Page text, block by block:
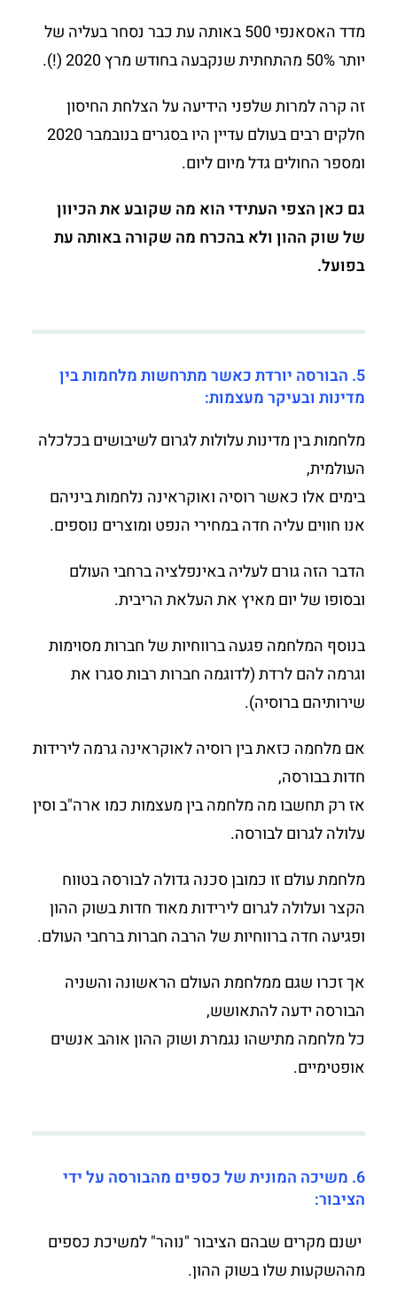
מדד האסאנפי 500 באותה עת כבר נסחר בעליה של
יותר 50% מהתחתית שנקבעה בחודש מרץ 2020 (!).
זה קרה למרות שלפני הידיעה על הצלחת החיסון
חלקים רבים בעולם עדיין היו בסגרים בנובמבר 2020
ומספר החולים גדל מיום ליום.
גם כאן הצפי העתידי הוא מה שקובע את הכיוון
של שוק ההון ולא בהכרח מה שקורה באותה עת
בפועל.
5. הבורסה יורדת כאשר מתרחשות מלחמות בין
מדינות ובעיקר מעצמות:
מלחמות בין מדינות עלולות לגרום לשיבושים בכלכלה
העולמית,
בימים אלו כאשר רוסיה ואוקראינה נלחמות ביניהם
אנו חווים עליה חדה במחירי הנפט ומוצרים נוספים.
הדבר הזה גורם לעליה באינפלציה ברחבי העולם
ובסופו של יום מאיץ את העלאת הריבית.
בנוסף המלחמה פגעה ברווחיות של חברות מסוימות
וגרמה להם לרדת (לדוגמה חברות רבות סגרו את
שירותיהם ברוסיה).
אם מלחמה כזאת בין רוסיה לאוקראינה גרמה לירידות
חדות בבורסה,
אז רק תחשבו מה מלחמה בין מעצמות כמו ארה"ב וסין
עלולה לגרום לבורסה.
מלחמת עולם זו כמובן סכנה גדולה לבורסה בטווח
הקצר ועלולה לגרום לירידות מאוד חדות בשוק ההון
ופגיעה חדה ברווחיות של הרבה חברות ברחבי העולם.
אך זכרו שגם ממלחמת העולם הראשונה והשניה
הבורסה ידעה להתאושש,
כל מלחמה מתישהו נגמרת ושוק ההון אוהב אנשים
אופטימיים.
6. משיכה המונית של כספים מהבורסה על ידי
הציבור:
ישנם מקרים שבהם הציבור "נוהר" למשיכת כספים
מההשקעות שלו בשוק ההון.